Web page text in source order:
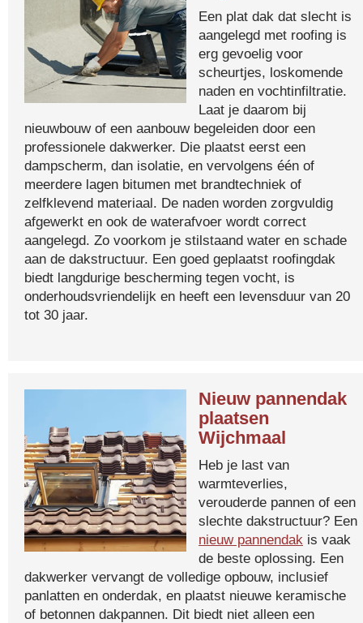
Een plat dak dat slecht is
aangelegd met roofing is
erg gevoelig voor
scheurtjes, loskomende
naden en vochtinfiltratie.
Laat je daarom bij
nieuwbouw of een aanbouw begeleiden door een
professionele dakwerker. Die plaatst eerst een
dampscherm, dan isolatie, en vervolgens één of
meerdere lagen bitumen met brandtechniek of
zelfklevend materiaal. De naden worden zorgvuldig
afgewerkt en ook de waterafvoer wordt correct
aangelegd. Zo voorkom je stilstaand water en schade
aan de dakstructuur. Een goed geplaatst roofingdak
biedt langdurige bescherming tegen vocht, is
onderhoudsvriendelijk en heeft een levensduur van 20
tot 30 jaar.
Nieuw pannendak
plaatsen
Wijchmaal
Heb je last van
warmteverlies,
verouderde pannen of een
slechte dakstructuur? Een
nieuw pannendak is vaak
de beste oplossing. Een
dakwerker vervangt de volledige opbouw, inclusief
panlatten en onderdak, en plaatst nieuwe keramische
of betonnen dakpannen. Dit biedt niet alleen een